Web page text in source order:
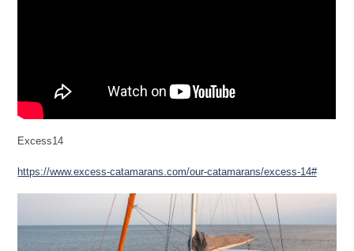
Excess14
https://www.excess-catamarans.com/our-catamarans/excess-14#